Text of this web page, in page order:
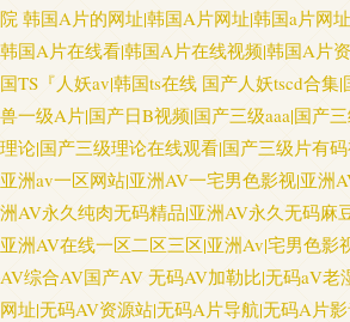
院 韩国A片的网址|韩国A片网址|韩国a片网
韩国A片在线看|韩国A片在线视频|韩国A片
国TS『人妖av|韩国ts在线 国产人妖tscd合集
兽一级A片|国产日B视频|国产三级aaa|国产
理论|国产三级理论在线观看|国产三级片有
亚洲av一区网站|亚洲AV一宅男色影视|亚洲
洲AV永久纯肉无码精品|亚洲AV永久无码麻
亚洲AV在线一区二区三区|亚洲Av|宅男色影
AV综合AV国产AV 无码AV加勒比|无码aV老
网址|无码AV资源站|无码A片导航|无码A片